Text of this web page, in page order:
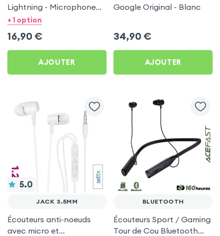
Lightning - Microphone
Intégré Noir
+ 1 option
16,90 €
AJOUTER
Google Original - Blanc
34,90 €
AJOUTER
5.0
JACK 3.5MM
Écouteurs anti-noeuds
avec micro et
BLUETOOTH
Écouteurs Sport / Gaming
Tour de Cou Bluetooth